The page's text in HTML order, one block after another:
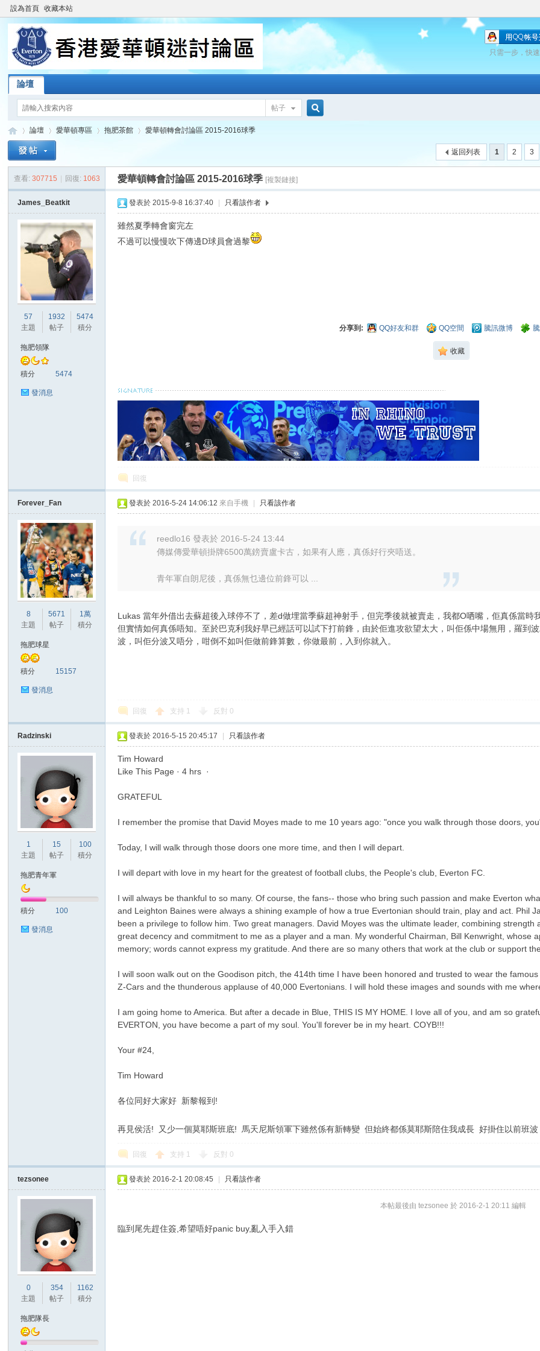
設為首頁 收藏本站
只需一步，快
論壇
帖子
香 »
論壇
›
愛華頓專區
›
拖肥茶館
›
愛華頓轉會討論區 2015-2016球季
1 2 3
返回列表
查看: 307715 回復: 1063 愛華頓轉會討論區 2015-2016球季 [複製鏈接]
James_Beatkit
57
主題
1932
帖子
5474
積分
拖肥領隊
積分 5474
發消息
發表於 2015-9-8 16:37:40 只看該作者
雖然夏季轉會窗完左
不過可以慢慢吹下傳邊D球員會過黎
分享到: QQ好友和群 QQ空間 騰訊微博
收藏
回復
Forever_Fan
8
主題
5671
帖子
1萬
積分
拖肥球星
積分 15157
發消息
發表於 2016-5-24 14:06:12 來自手機 只看該作者
reedlo16 發表於 2016-5-24 13:44
傳媒傳愛華頓掛牌6500萬鎊賣盧卡古，如果有人應，真係好行夾唔送。
青年軍自朗尼後，真係無乜邊位前鋒可以 ...
Lukas 當年外借出去蘇超後入球停不了，差d做埋當季蘇超神射手，但完季後就被賣走，我都O哂嘴，佢真係當時
但實情如何真係唔知。至於巴克利我好早已經話可以試下打前鋒，由於佢進攻欲望太大，叫佢係中場無用，羅到
波，叫佢分波又唔分，咁倒不如叫佢做前鋒算數，你做最前，入到你就入。
回復 支持 1 反對 0
Radzinski
1
主題
15
帖子
100
積分
拖肥青年軍
積分 100
發消息
發表於 2016-5-15 20:45:17 只看該作者
Tim Howard
Like This Page · 4 hrs ·
GRATEFUL
I remember the promise that David Moyes made to me 10 years ago: "once you walk through those doors,
Today, I will walk through those doors one more time, and then I will depart.
I will depart with love in my heart for the greatest of football clubs, the People's club, Everton FC.
I will always be thankful to so many. Of course, the fans-- those who bring such passion and make Everton
and Leighton Baines were always a shining example of how a true Evertonian should train, play and act. Phil
been a privilege to follow him. Two great managers. David Moyes was the ultimate leader, combining
great decency and commitment to me as a player and a man. My wonderful Chairman, Bill Kenwright, whose
memory; words cannot express my gratitude. And there are so many others that work at the club or support
I will soon walk out on the Goodison pitch, the 414th time I have been honored and trusted to wear the
Z-Cars and the thunderous applause of 40,000 Evertonians. I will hold these images and sounds with me
I am going home to America. But after a decade in Blue, THIS IS MY HOME. I love all of you, and am so
EVERTON, you have become a part of my soul. You'll forever be in my heart. COYB!!!
Your #24,
Tim Howard
各位同好大家好 新黎報到!
再見侯活! 又少一個莫耶斯班底! 馬天尼斯領軍下雖然係有新轉變 但始終都係莫耶斯陪住我成長 好掛住以前班
回復 支持 1 反對 0
tezsonee
0
主題
354
帖子
1162
積分
拖肥隊長
發表於 2016-2-1 20:08:45 只看該作者
本帖最後由 tezsonee 於 2016-2-1 20:11 編輯
臨到尾先趕住簽,希望唔好panic buy,亂入手入錯